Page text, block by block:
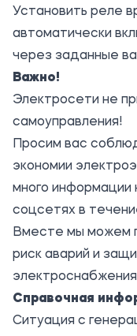
Установить реле
автоматически
через заданные
Важно!
Электросети не
самоуправления!
Просим вас
экономии
много информации
соцсетях в
Вместе мы можем
риск аварий и
Справочная
Ситуация с